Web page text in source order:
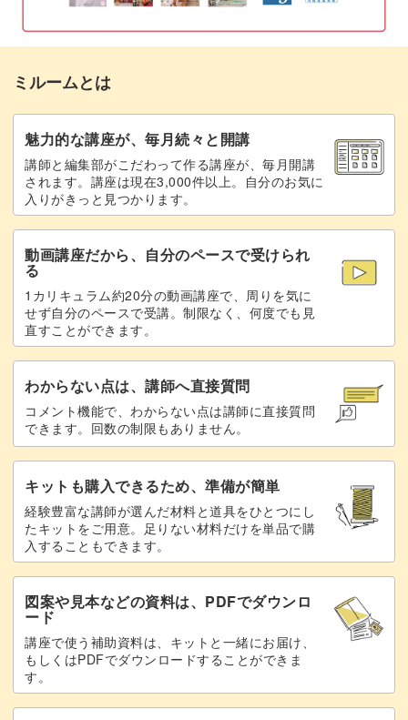
ミルームとは
魅力的な講座が、毎月続々と開講
講師と編集部がこだわって作る講座が、毎月開講
されます。講座は現在3,000件以上。自分のお気に
入りがきっと見つかります。
動画講座だから、自分のペースで受けられ
る
1カリキュラム約20分の動画講座で、周りを気に
せず自分のペースで受講。制限なく、何度でも見
直すことができます。
わからない点は、講師へ直接質問
コメント機能で、わからない点は講師に直接質問
できます。回数の制限もありません。
キットも購入できるため、準備が簡単
経験豊富な講師が選んだ材料と道具をひとつにし
たキットをご用意。足りない材料だけを単品で購
入することもできます。
図案や見本などの資料は、PDFでダウンロ
ード
講座で使う補助資料は、キットと一緒にお届け、
もしくはPDFでダウンロードすることができま
す。